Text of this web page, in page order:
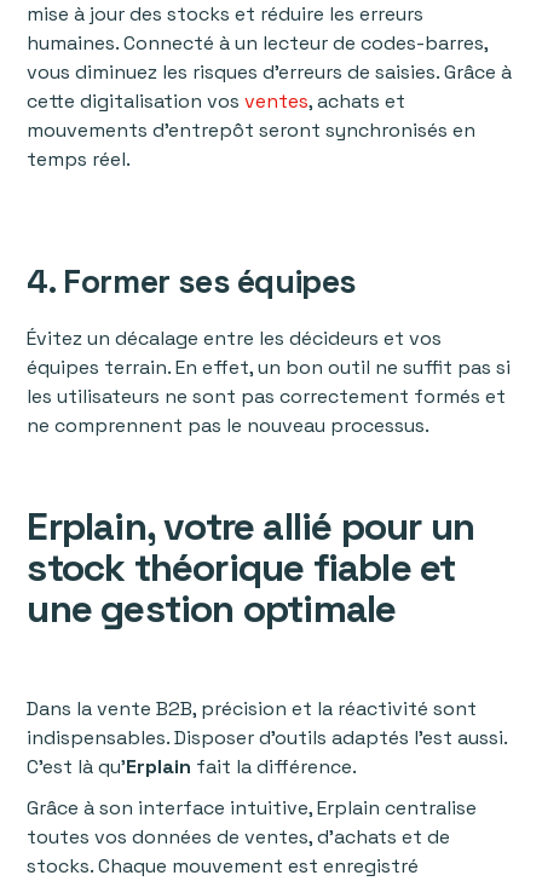
mise à jour des stocks et réduire les erreurs
humaines. Connecté à un lecteur de codes-barres,
vous diminuez les risques d’erreurs de saisies. Grâce à
cette digitalisation vosventes, achats et
mouvements d’entrepôt seront synchronisés en
temps réel.
4. Former ses équipes
Évitez un décalage entre les décideurs et vos
équipes terrain. En effet, un bon outil ne suffit pas si
les utilisateurs ne sont pas correctement formés et
ne comprennent pas le nouveau processus.
Erplain, votre allié pour un
stock théorique fiable et
une gestion optimale
Dans la vente B2B, précision et la réactivité sont
indispensables. Disposer d’outils adaptés l’est aussi.
C’est là qu’Erplain fait la différence.
Grâce à son interface intuitive, Erplain centralise
toutes vos données de ventes, d’achats et de
stocks. Chaque mouvement est enregistré